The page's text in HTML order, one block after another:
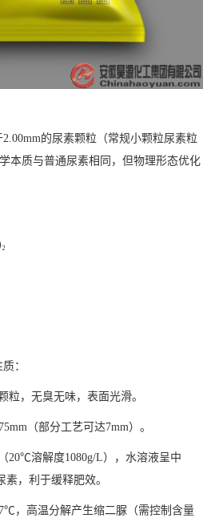
的尿素颗粒（常规小颗粒尿素粒
本质与普通尿素相同，但物理形态优化
：
，无臭无味，表面光滑。
（部分工艺可达7mm）。
溶解度1080g/L），水溶液呈中
，利于缓释肥效。
高温分解产生缩二脲（需控制含量